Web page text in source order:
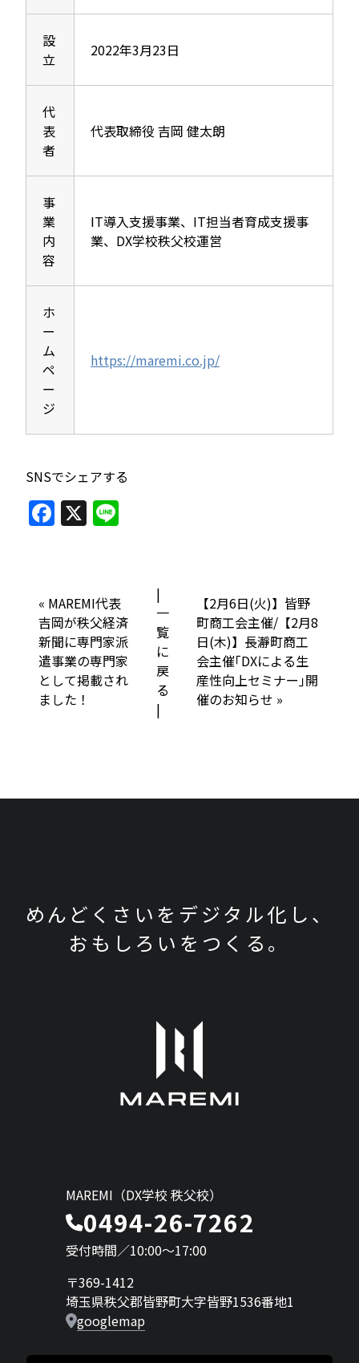
設
立
2022年3月23日
代
表
者
代表取締役 吉岡 健太朗
事
業
内
容
IT導入支援事業、IT担当者育成支援事
業、DX学校秩父校運営
ホ
ー
ム
ペ
ー
ジ
https://maremi.co.jp/
SNSでシェアする
F
e
b
o
o
k
X
« MAREMI代表
吉岡が秩父経済
新聞に専門家派
遣事業の専門家
として掲載され
ました！
|
一
覧
に
戻
る
|
【2月6日(火)】皆野
町商工会主催/【2月8
日(木)】長瀞町商工
会主催｢DXによる生
産性向上セミナー｣開
催のお知らせ »
めんどくさいをデジタル化し、
おもしろいをつくる。
MAREMI（DX学校 秩父校）
0494-26-7262
受付時間／10:00〜17:00
〒369-1412
埼玉県秩父郡皆野町大字皆野1536番地1
googlemap